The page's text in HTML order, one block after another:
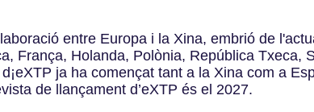
entre Europa i la Xina, embrió de
França, Holanda, Polònia, República Txeca,
ja ha començat tant a la Xina com a
de llançament d’eXTP és el 2027.